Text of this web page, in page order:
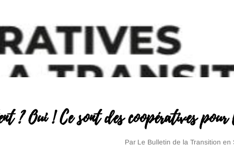
? Oui ! Ce sont des coopératives
Par Le Bulletin de la Transition en